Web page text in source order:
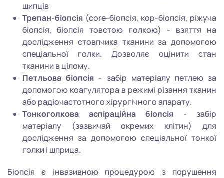
щипців
Трепан-біопсія (core-біопсія, кор-біопсія, ріжуча
біопсія, біопсія товстою голкою) - взяття на
дослідження стовпчика тканини за допомогою
спеціальної голки. Дозволяє оцінити стан
тканини в цілому.
Петльова біопсія - забір матеріалу петлею за
допомогою коагулятора в режимі різання тканин
або радіочастотного хірургічного апарату.
Тонкоголкова аспіраційна біопсія - забір
матеріалу (зазвичай окремих клітин) для
дослідження за допомогою спеціальної тонкої
голки і шприца.
Біопсія є інвазивною процедурою з порушення